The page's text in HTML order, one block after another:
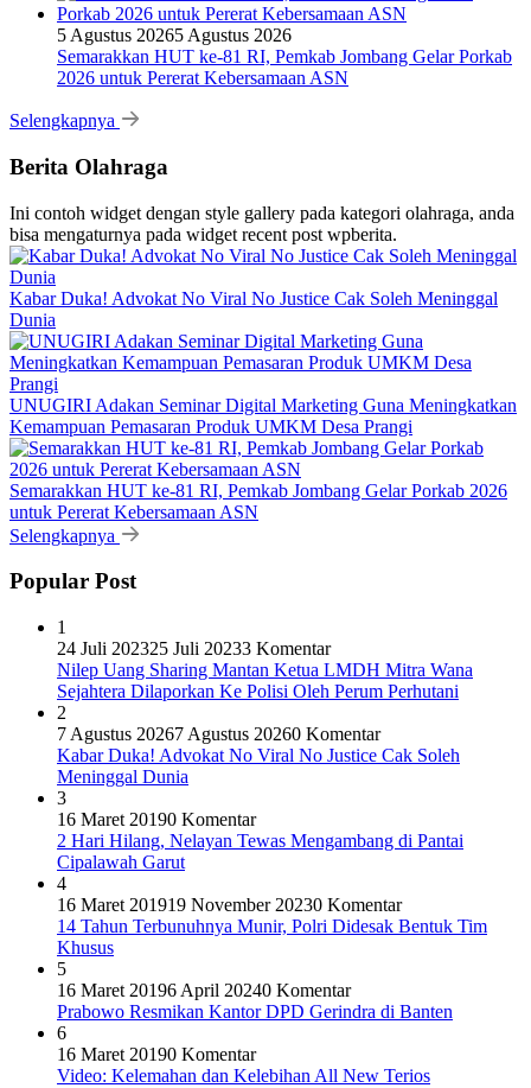
5 Agustus 20265 Agustus 2026
Semarakkan HUT ke-81 RI, Pemkab Jombang Gelar Porkab
2026 untuk Pererat Kebersamaan ASN
Selengkapnya
Berita Olahraga
Ini contoh widget dengan style gallery pada kategori olahraga, anda
bisa mengaturnya pada widget recent post wpberita.
Kabar Duka! Advokat No Viral No Justice Cak Soleh Meninggal
Dunia
UNUGIRI Adakan Seminar Digital Marketing Guna Meningkatkan
Kemampuan Pemasaran Produk UMKM Desa Prangi
Semarakkan HUT ke-81 RI, Pemkab Jombang Gelar Porkab 2026
untuk Pererat Kebersamaan ASN
Selengkapnya
Popular Post
1
24 Juli 202325 Juli 20233 Komentar
Nilep Uang Sharing Mantan Ketua LMDH Mitra Wana
Sejahtera Dilaporkan Ke Polisi Oleh Perum Perhutani
2
7 Agustus 20267 Agustus 20260 Komentar
Kabar Duka! Advokat No Viral No Justice Cak Soleh
Meninggal Dunia
3
16 Maret 20190 Komentar
2 Hari Hilang, Nelayan Tewas Mengambang di Pantai
Cipalawah Garut
4
16 Maret 201919 November 20230 Komentar
14 Tahun Terbunuhnya Munir, Polri Didesak Bentuk Tim
Khusus
5
16 Maret 20196 April 20240 Komentar
Prabowo Resmikan Kantor DPD Gerindra di Banten
6
16 Maret 20190 Komentar
Video: Kelemahan dan Kelebihan All New Terios